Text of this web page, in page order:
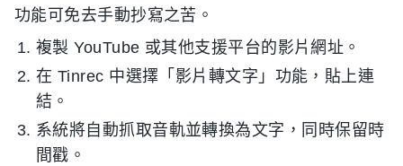
功能可免去手動抄寫之苦。
複製 YouTube 或其他支援平台的影片網址。
在 Tinrec 中選擇「影片轉文字」功能，貼上連
結。
系統將自動抓取音軌並轉換為文字，同時保留時
間戳。